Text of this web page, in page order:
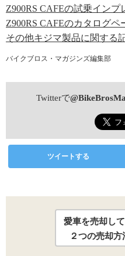
Z900RS CAFEの試乗イン
Z900RS CAFEのカタログペ
その他キジマ製品に関する
バイクブロス・マガジンズ編集部
Twitterで
ツイートする
愛車を売却して
２つの売却方